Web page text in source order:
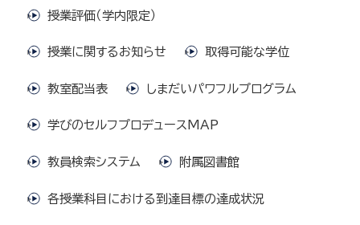
授業評価（学内限定）
授業に関するお知らせ 取得可能な学位
教室配当表 しまだいパワフルプログラム
学びのセルフプロデュースMAP
教員検索システム 附属図書館
各授業科目における到達目標の達成状況